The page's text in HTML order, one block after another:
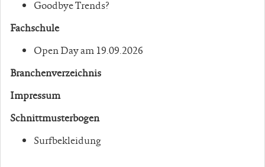
Goodbye Trends?
Fachschule
Open Day am 19.09.2026
Branchenverzeichnis
Impressum
Schnittmusterbogen
Surfbekleidung